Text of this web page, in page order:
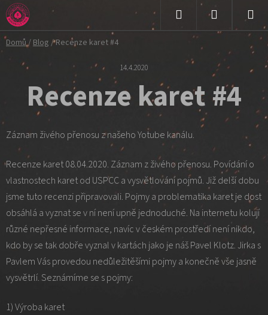
Přejít
na
obsah
NÁKUPNÍ
KOŠÍK
Domů/Blog /Recenze karet #4
Recenze karet #4
14.4.2020
Záznam živého přenosu z našeho Yotube kanálu.
Recenze karet 08.04.2020. Záznam z živého přenosu. Povídání o
vlastnostech karet od USPCC a vysvětlování pojmů. Již delší dobu
jsme tuto recenzi připravovali. Pojmy a problematika karet je dost
obsáhlá a vyznat se v ní není upně jednoduché. Na internetu kolují
různé nepřesné informace, navíc v českém prostředí není nikdo,
kdo by se tak dobře vyznal v kartách jako je náš Pavel Klotz. Jirka s
Pavlem Vás provedou nedůležitěšími pojmy a konečně vše jasně
vysvětrlí. Seznámíme se s pojmy:
1) Výroba karet